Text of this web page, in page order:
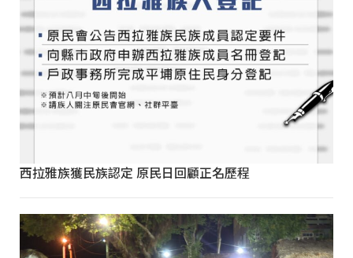
西拉雅族獲民族認定 原民日回顧正名歷程